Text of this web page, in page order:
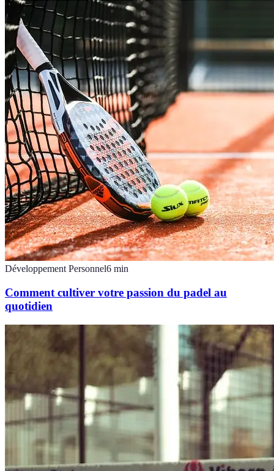
Développement Personnel6 min
Comment cultiver votre passion du padel au
quotidien